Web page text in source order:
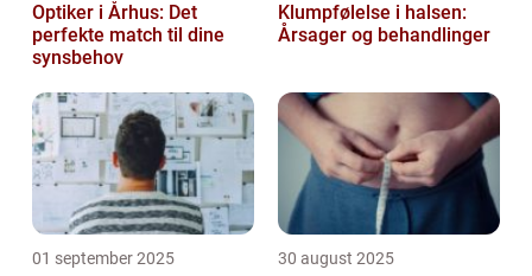
Optiker i Århus: Det
perfekte match til dine
synsbehov
Klumpfølelse i halsen:
Årsager og behandlinger
01 september 2025 30 august 2025